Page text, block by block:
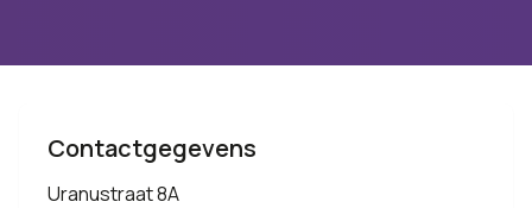
Contactgegevens
Uranustraat 8A